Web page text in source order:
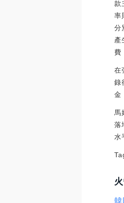
款
率
分
產
費
在
錄
金
馬
落
水